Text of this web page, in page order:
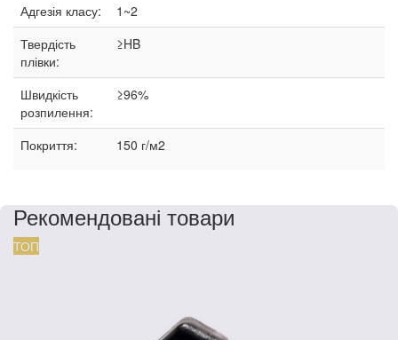
Адгезія класу:
1~2
Твердість
плівки:
≥HB
Швидкість
розпилення:
≥96%
Покриття: 150 г/м2
Рекомендовані товари
ТОП